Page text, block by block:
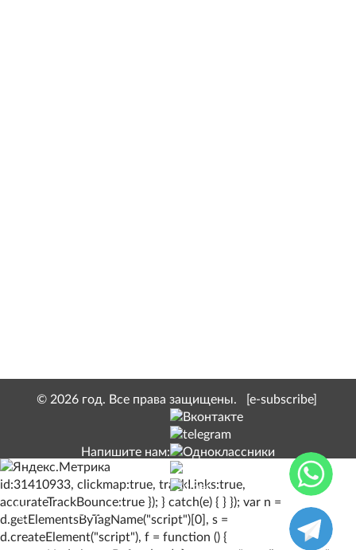
© 2026 год. Все права защищены. [e-subscribe]
Напишите нам:
8 (928) 529-13-10
id:31410933, clickmap:true, trackLinks:true,
accurateTrackBounce:true }); } catch(e) { } }); var n =
d.getElementsByTagName("script")[0], s =
d.createElement("script"), f = function () {